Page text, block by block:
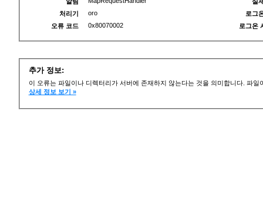
처리기
oro
오류 코드
0x80070002
로그
로그온
추가 정보:
이 오류는 파일이나 디렉터리가 서버에 존재하지 않는다는 것을 의미합니다. 파
상세 정보 보기 »